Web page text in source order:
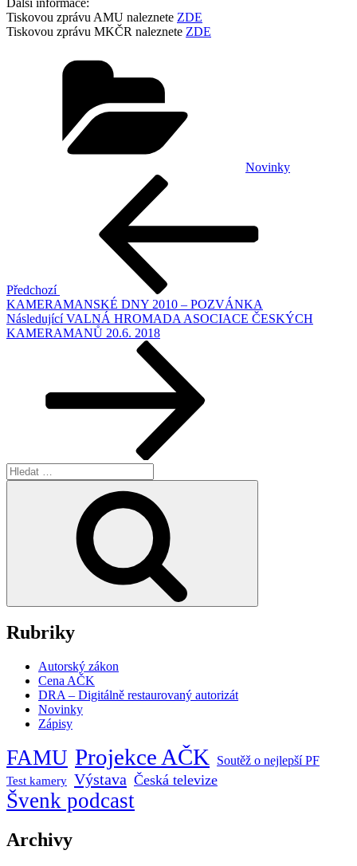
Tiskovou zprávu AMU naleznete ZDE
Tiskovou zprávu MKČR naleznete ZDE
Novinky
Předchozí
KAMERAMANSKÉ DNY 2010 – POZVÁNKA
Následující
příspěvek
Následující VALNÁ HROMADA ASOCIACE ČESKÝCH
KAMERAMANŮ 20.6. 2018
Hledat:
Rubriky
Autorský zákon
Cena AČK
DRA – Digitálně restaurovaný autorizát
Novinky
Zápisy
FAMU Projekce AČK Soutěž o nejlepší PF
Test kamery Výstava Česká televize
Švenk podcast
Archivy